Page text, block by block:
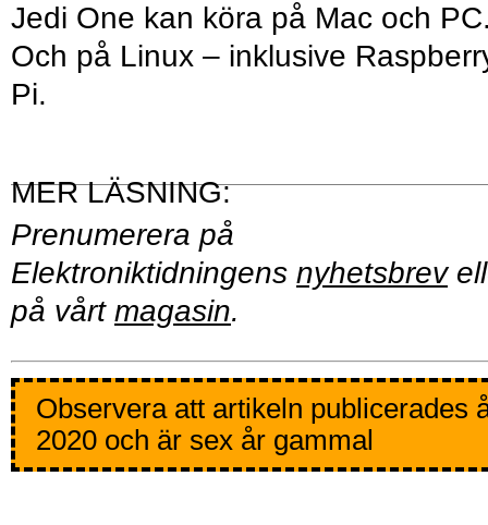
Jedi One kan köra på Mac och
Och på Linux – inklusive
Pi.
Prenumerera på
Elektroniktidningens nyhetsbrev
på vårt magasin.
Observera att artikeln publicerades
2020 och är sex år gammal